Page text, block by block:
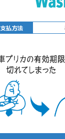
支払方法